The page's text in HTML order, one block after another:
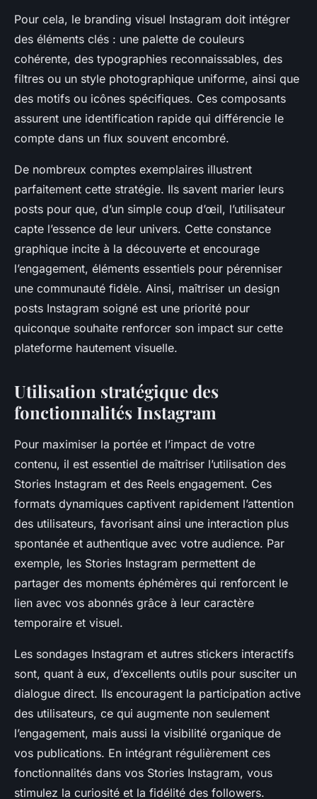
Pour cela, le branding visuel Instagram doit intégrer
des éléments clés : une palette de couleurs
cohérente, des typographies reconnaissables, des
filtres ou un style photographique uniforme, ainsi que
des motifs ou icônes spécifiques. Ces composants
assurent une identification rapide qui différencie le
compte dans un flux souvent encombré.
De nombreux comptes exemplaires illustrent
parfaitement cette stratégie. Ils savent marier leurs
posts pour que, d’un simple coup d’œil, l’utilisateur
capte l’essence de leur univers. Cette constance
graphique incite à la découverte et encourage
l’engagement, éléments essentiels pour pérenniser
une communauté fidèle. Ainsi, maîtriser un design
posts Instagram soigné est une priorité pour
quiconque souhaite renforcer son impact sur cette
plateforme hautement visuelle.
Utilisation stratégique des
fonctionnalités Instagram
Pour maximiser la portée et l’impact de votre
contenu, il est essentiel de maîtriser l’utilisation des
Stories Instagram et des Reels engagement. Ces
formats dynamiques captivent rapidement l’attention
des utilisateurs, favorisant ainsi une interaction plus
spontanée et authentique avec votre audience. Par
exemple, les Stories Instagram permettent de
partager des moments éphémères qui renforcent le
lien avec vos abonnés grâce à leur caractère
temporaire et visuel.
Les sondages Instagram et autres stickers interactifs
sont, quant à eux, d’excellents outils pour susciter un
dialogue direct. Ils encouragent la participation active
des utilisateurs, ce qui augmente non seulement
l’engagement, mais aussi la visibilité organique de
vos publications. En intégrant régulièrement ces
fonctionnalités dans vos Stories Instagram, vous
stimulez la curiosité et la fidélité des followers.